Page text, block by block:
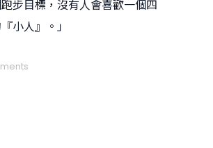
步目標，沒有人會喜歡一個四
小人』。」